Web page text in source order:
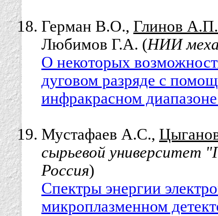
Герман В.О., Глинов А.П.
Любимов Г.А. (НИИ
О некоторых
дуговом разряде с
инфракрасном
Мустафаев А.С.,
сырьевой университет
Россия)
Спектры энергии
микроплазменном